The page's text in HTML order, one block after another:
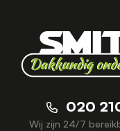
020
Wij zijn 24/7